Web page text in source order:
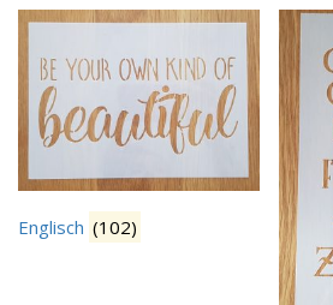
Englisch (102)